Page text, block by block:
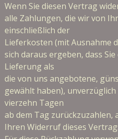
Wenn Sie diesen Vertrag
alle Zahlungen, die wir von
einschließlich der
Lieferkosten (mit Ausnahme
sich daraus ergeben, dass
Lieferung als
die von uns angebotene,
gewählt haben),
vierzehn Tagen
ab dem Tag
Ihren Widerruf dieses